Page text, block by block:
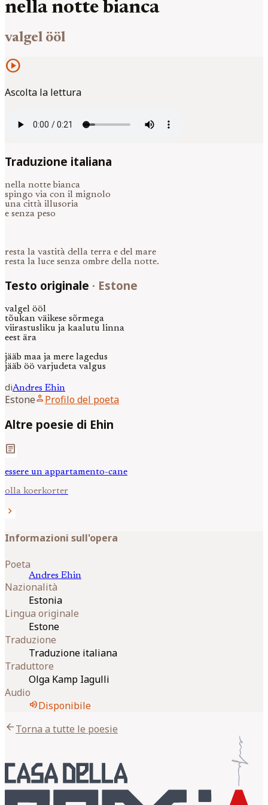
nella notte bianca
valgel ööl
play_circle
Ascolta la lettura
Traduzione italiana
nella notte bianca
spingo via con il mignolo
una città illusoria
e senza peso
resta la vastità della terra e del mare
resta la luce senza ombre della notte.
Testo originale · Estone
valgel ööl
tõukan väikese sõrmega
viirastusliku ja kaalutu linna
eest ära
jääb maa ja mere lagedus
jääb öö varjudeta valgus
diAndres Ehin
Estoneperson Profilo del poeta
Altre poesie di Ehin
article
essere un appartamento-cane
olla koerkorter
chevron_right
Informazioni sull'opera
Poeta
Andres Ehin
Nazionalità
Estonia
Lingua originale
Estone
Traduzione
Traduzione italiana
Traduttore
Olga Kamp Iagulli
Audio
volume_upDisponibile
arrow_backTorna a tutte le poesie